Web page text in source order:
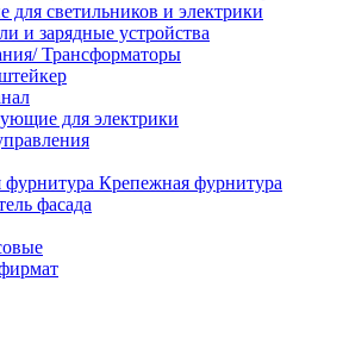
светильников и электрики
и зарядные устройства
Трансформаторы
для электрики
Крепежная фурнитура
фасада